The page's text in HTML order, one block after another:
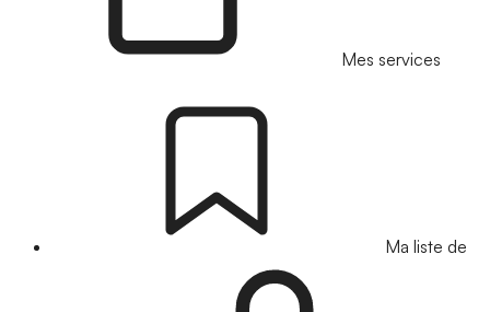
Mes services
Ma liste de